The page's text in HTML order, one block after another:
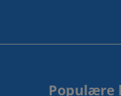
Populære